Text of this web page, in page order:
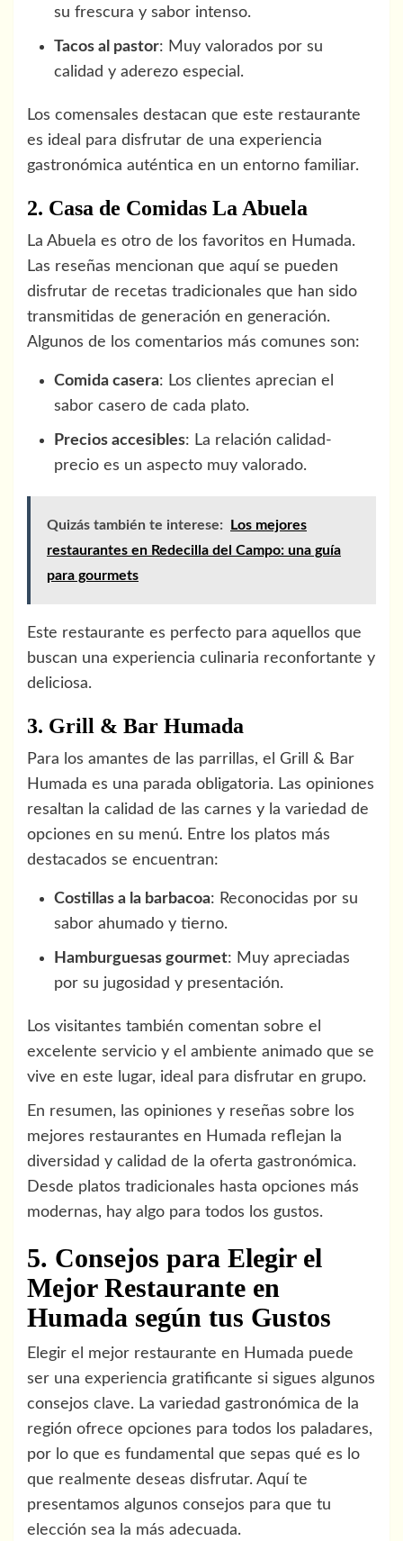
su frescura y sabor intenso.
Tacos al pastor: Muy valorados por su
calidad y aderezo especial.
Los comensales destacan que este restaurante
es ideal para disfrutar de una experiencia
gastronómica auténtica en un entorno familiar.
2. Casa de Comidas La Abuela
La Abuela es otro de los favoritos en Humada.
Las reseñas mencionan que aquí se pueden
disfrutar de recetas tradicionales que han sido
transmitidas de generación en generación.
Algunos de los comentarios más comunes son:
Comida casera: Los clientes aprecian el
sabor casero de cada plato.
Precios accesibles: La relación calidad-
precio es un aspecto muy valorado.
Quizás también te interese:
Los mejores
restaurantes en Redecilla del Campo: una guía
para gourmets
Este restaurante es perfecto para aquellos que
buscan una experiencia culinaria reconfortante y
deliciosa.
3. Grill & Bar Humada
Para los amantes de las parrillas, el Grill & Bar
Humada es una parada obligatoria. Las opiniones
resaltan la calidad de las carnes y la variedad de
opciones en su menú. Entre los platos más
destacados se encuentran:
Costillas a la barbacoa: Reconocidas por su
sabor ahumado y tierno.
Hamburguesas gourmet: Muy apreciadas
por su jugosidad y presentación.
Los visitantes también comentan sobre el
excelente servicio y el ambiente animado que se
vive en este lugar, ideal para disfrutar en grupo.
En resumen, las opiniones y reseñas sobre los
mejores restaurantes en Humada reflejan la
diversidad y calidad de la oferta gastronómica.
Desde platos tradicionales hasta opciones más
modernas, hay algo para todos los gustos.
5. Consejos para Elegir el
Mejor Restaurante en
Humada según tus Gustos
Elegir el mejor restaurante en Humada puede
ser una experiencia gratificante si sigues algunos
consejos clave. La variedad gastronómica de la
región ofrece opciones para todos los paladares,
por lo que es fundamental que sepas qué es lo
que realmente deseas disfrutar. Aquí te
presentamos algunos consejos para que tu
elección sea la más adecuada.